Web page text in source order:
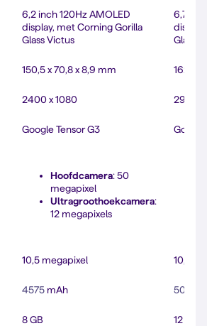
6,2 inch 120Hz AMOLED
display, met Corning Gorilla
Glass Victus
6,7
Glass
150,5 x 70,8 x 8,9 mm 162,6
2400 x 1080 2992 x
Google Tensor G3 Google
Hoofdcamera: 50
megapixel
Ultragroothoekcamera:
12 megapixels
10,5 megapixel 10,5
4575 mAh 5050
8 GB 12 GB